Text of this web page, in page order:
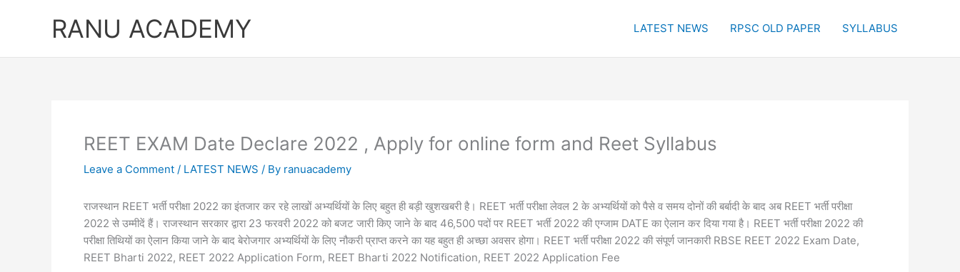
RANU ACADEMY LATEST NEWS RPSC OLD PAPER SYLLABUS
REET EXAM Date Declare 2022 , Apply for online form and Reet Syllabus
Leave a Comment / LATEST NEWS / By ranuacademy
राजस्थान REET भर्ती परीक्षा 2022 का इंतजार कर रहे लाखों अभ्यर्थियों के लिए बहुत ही बड़ी खुशखबरी है। REET भर्ती परीक्षा लेवल 2 के अभ्यर्थियों को पैसे व समय दोनों की बर्बादी के बाद अब REET भर्ती परीक्षा
2022 से उम्मीदें हैं। राजस्थान सरकार द्वारा 23 फरवरी 2022 को बजट जारी किए जाने के बाद 46,500 पदों पर REET भर्ती 2022 की एग्जाम DATE का ऐलान कर दिया गया है। REET भर्ती परीक्षा 2022 की
परीक्षा तिथियों का ऐलान किया जाने के बाद बेरोजगार अभ्यर्थियों के लिए नौकरी प्राप्त करने का यह बहुत ही अच्छा अवसर होगा। REET भर्ती परीक्षा 2022 की संपूर्ण जानकारी RBSE REET 2022 Exam Date,
REET Bharti 2022, REET 2022 Application Form, REET Bharti 2022 Notification, REET 2022 Application Fee